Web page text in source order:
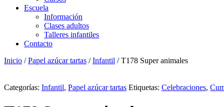
Escuela
Información
Clases adultos
Talleres infantiles
Contacto
Inicio /Papel azúcar tartas /Infantil / T178 Super animales
Categorías: Infantil, Papel azúcar tartas Etiquetas: Celebraciones,